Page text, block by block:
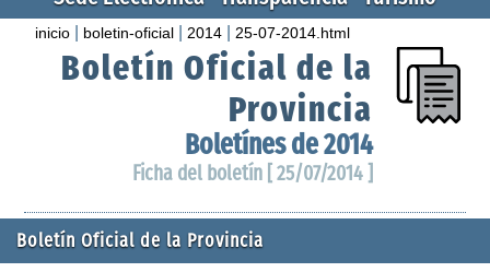
inicio boletin-oficial 2014 25-07-2014.html
Boletín Oficial de la
Provincia
Boletínes de 2014
Ficha del boletín [ 25/07/2014 ]
Boletín Oficial de la Provincia